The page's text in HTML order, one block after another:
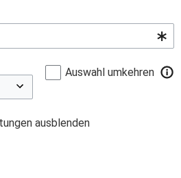
Auswahl umkehren
ausblenden